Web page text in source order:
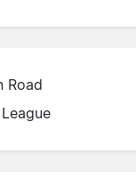
Road